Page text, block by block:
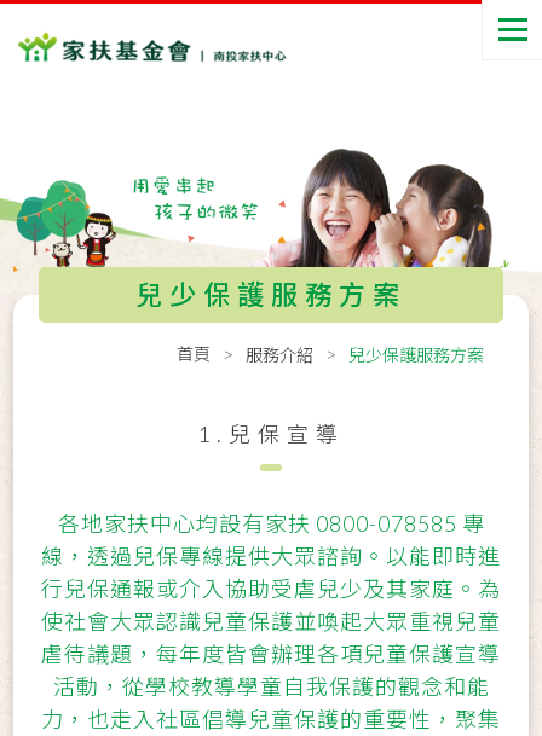
兒少保護服務方案
首頁 服務介紹 兒少保護服務方案
1.兒保宣導
各地家扶中心均設有家扶 0800-078585 專
線，透過兒保專線提供大眾諮詢。以能即時進
行兒保通報或介入協助受虐兒少及其家庭。為
使社會大眾認識兒童保護並喚起大眾重視兒童
虐待議題，每年度皆會辦理各項兒童保護宣導
活動，從學校教導學童自我保護的觀念和能
力，也走入社區倡導兒童保護的重要性，聚集